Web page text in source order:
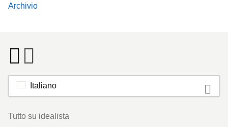
Archivio
Italiano
Footer
Tutto su idealista